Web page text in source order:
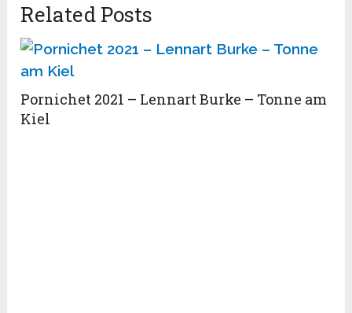
Related Posts
Pornichet 2021 – Lennart Burke – Tonne am
Kiel